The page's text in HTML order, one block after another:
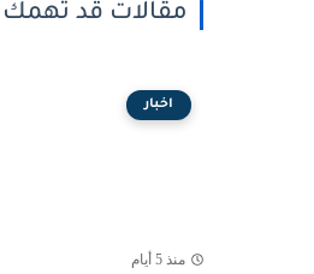
مقالات قد تهمك
اخبار
منذ 5 أيام